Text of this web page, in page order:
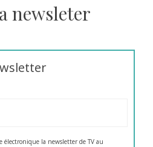
newsleter
électronique la newsletter de TV au